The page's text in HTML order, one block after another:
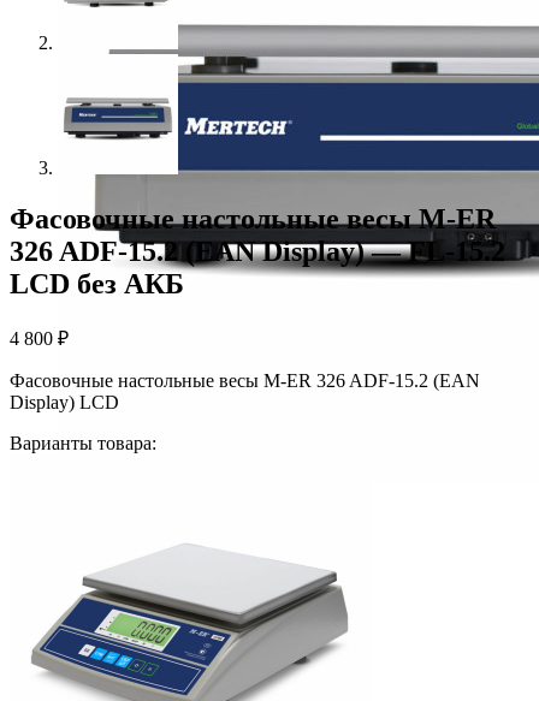
Фасовочные настольные весы M-ER
326 ADF-15.2 (EAN Display) — FL-15.2
LCD без АКБ
4 800 ₽
Фасовочные настольные весы M-ER 326 ADF-15.2 (EAN
Display) LCD
Варианты товара: